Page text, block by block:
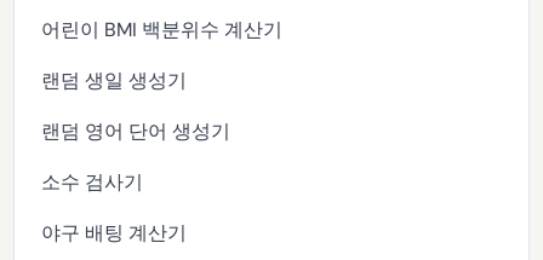
어린이 BMI 백분위수 계산기
랜덤 생일 생성기
랜덤 영어 단어 생성기
소수 검사기
야구 배팅 계산기